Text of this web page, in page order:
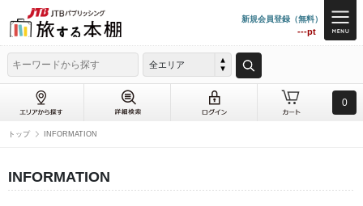
新規会員登録（無料）
---pt
全エリア
0
トップ INFORMATION
INFORMATION